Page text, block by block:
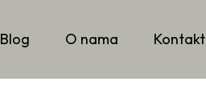
Blog O nama Kontakt